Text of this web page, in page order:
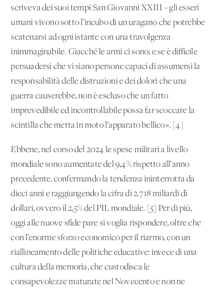
scriveva dei suoi tempi San Giovanni XXIII – gli esseri
umani vivono sotto l’incubo di un uragano che potrebbe
scatenarsi ad ogni istante con una travolgenza
inimmaginabile. Giacché le armi ci sono; e se è difficile
persuadersi che vi siano persone capaci di assumersi la
responsabilità delle distruzioni e dei dolori che una
guerra causerebbe, non è escluso che un fatto
imprevedibile ed incontrollabile possa far scoccare la
scintilla che metta in moto l’apparato bellico». [4]
Ebbene, nel corso del 2024 le spese militari a livello
mondiale sono aumentate del 9,4% rispetto all’anno
precedente, confermando la tendenza ininterrotta da
dieci anni e raggiungendo la cifra di 2.718 miliardi di
dollari, ovvero il 2,5% del PIL mondiale. [5] Per di più,
oggi alle nuove sfide pare si voglia rispondere, oltre che
con l’enorme sforzo economico per il riarmo, con un
riallineamento delle politiche educative: invece di una
cultura della memoria, che custodisca le
consapevolezze maturate nel Novecento e non ne